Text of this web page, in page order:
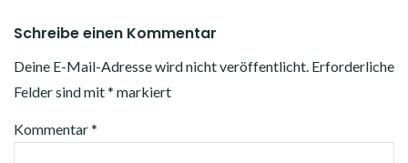
Schreibe einen Kommentar
Deine E-Mail-Adresse wird nicht veröffentlicht. Erforderliche
Felder sind mit* markiert
Kommentar*